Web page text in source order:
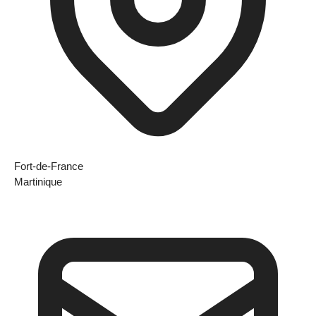
Fort-de-France
Martinique